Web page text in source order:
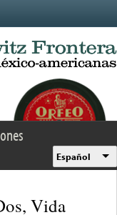
Español
Vida